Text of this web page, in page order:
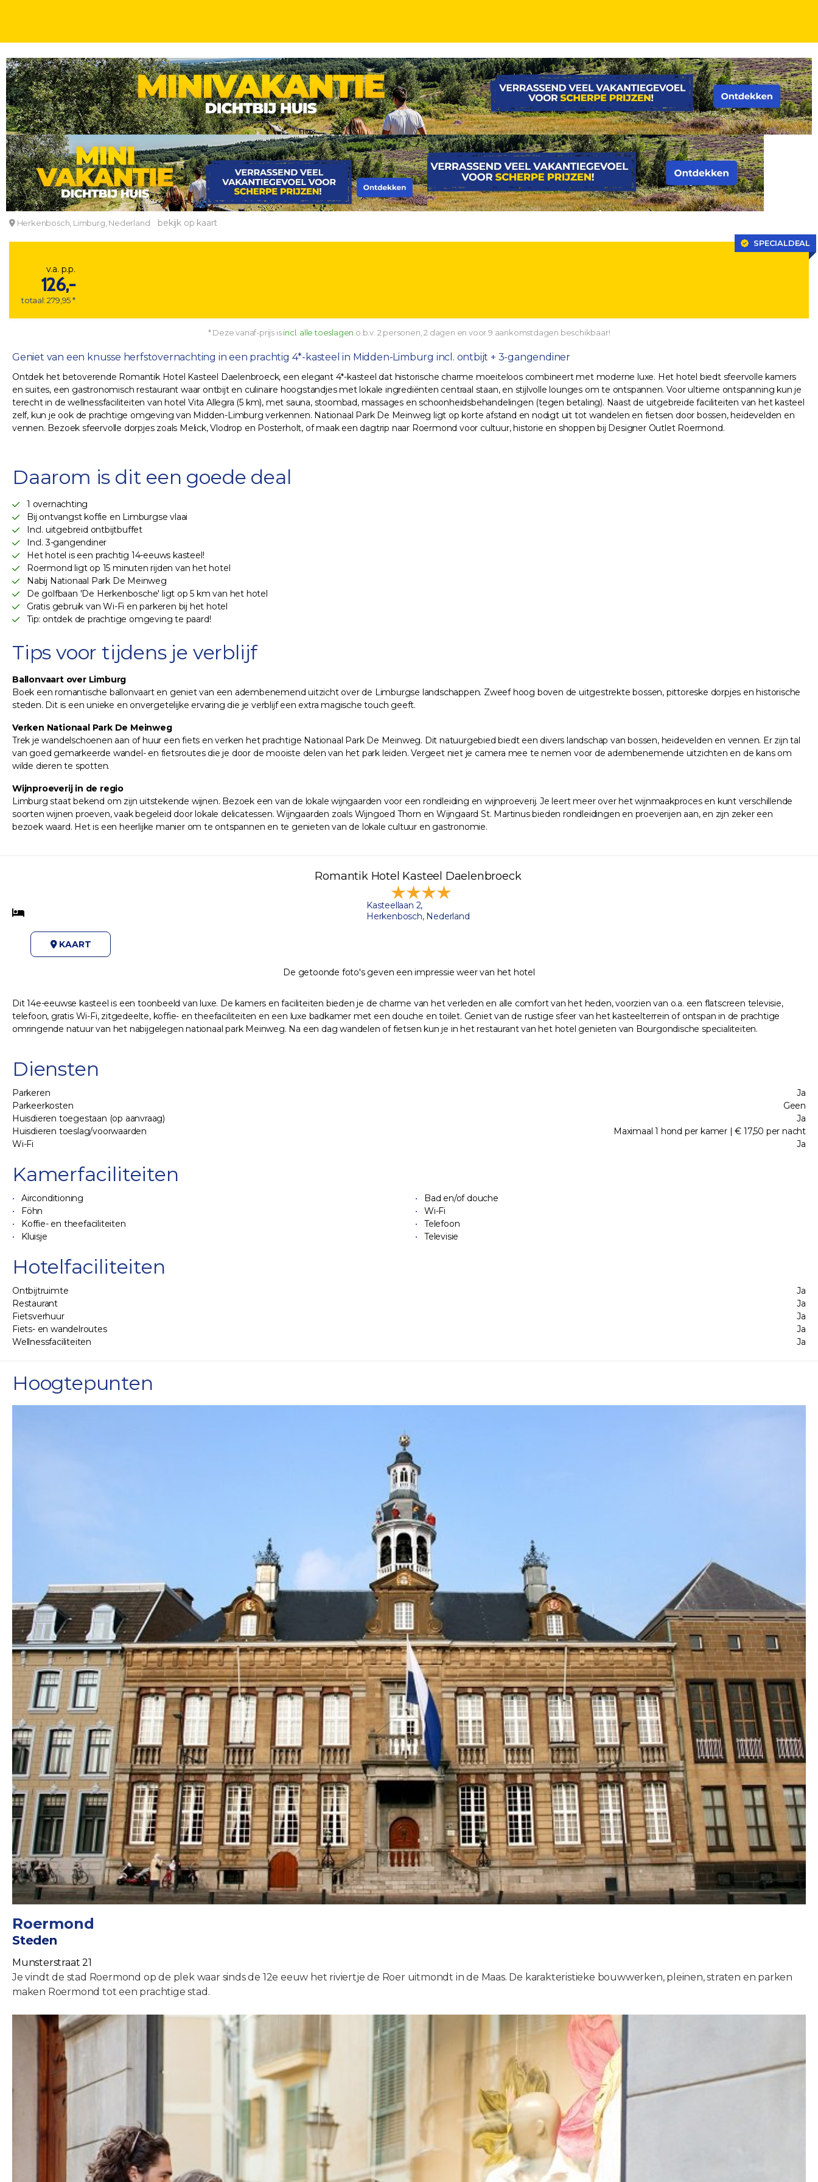
WEEKENDJE CULINAIR OVERNACHTEN 2 DAGEN INCL. ONTBIJT
FLASHDEAL! ⚡ Charmant & historisch 4*-kasteelhotel prachtig gelegen in Limburg incl. ontbijt + 3-gangendiner
Romantik Hotel Kasteel Daelenbroeck
Herkenbosch, Limburg, Nederland bekijk op kaart
SPECIALDEAL
v.a. p.p.
126,-
totaal: 279,95 *
* Deze vanaf-prijs isincl. alle toeslagen o.b.v. 2 personen, 2 dagen en voor 9 aankomstdagen beschikbaar!
Geniet van een knusse herfstovernachting in een prachtig 4*-kasteel in Midden-Limburg incl. ontbijt + 3-gangendiner
Ontdek het betoverende Romantik Hotel Kasteel Daelenbroeck, een elegant 4*-kasteel dat historische charme moeiteloos combineert met moderne luxe. Het hotel biedt sfeervolle kamers
en suites, een gastronomisch restaurant waar ontbijt en culinaire hoogstandjes met lokale ingrediënten centraal staan, en stijlvolle lounges om te ontspannen. Voor ultieme ontspanning kun je
terecht in de wellnessfaciliteiten van hotel Vita Allegra (5 km), met sauna, stoombad, massages en schoonheidsbehandelingen (tegen betaling). Naast de uitgebreide faciliteiten van het kasteel
zelf, kun je ook de prachtige omgeving van Midden-Limburg verkennen. Nationaal Park De Meinweg ligt op korte afstand en nodigt uit tot wandelen en fietsen door bossen, heidevelden en
vennen. Bezoek sfeervolle dorpjes zoals Melick, Vlodrop en Posterholt, of maak een dagtrip naar Roermond voor cultuur, historie en shoppen bij Designer Outlet Roermond.
Daarom is dit een goede deal
1 overnachting
Bij ontvangst koffie en Limburgse vlaai
Incl. uitgebreid ontbijtbuffet
Incl. 3-gangendiner
Het hotel is een prachtig 14-eeuws kasteel!
Roermond ligt op 15 minuten rijden van het hotel
Nabij Nationaal Park De Meinweg
De golfbaan 'De Herkenbosche' ligt op 5 km van het hotel
Gratis gebruik van Wi-Fi en parkeren bij het hotel
Tip: ontdek de prachtige omgeving te paard!
Tips voor tijdens je verblijf
Ballonvaart over Limburg
Boek een romantische ballonvaart en geniet van een adembenemend uitzicht over de Limburgse landschappen. Zweef hoog boven de uitgestrekte bossen, pittoreske dorpjes en historische
steden. Dit is een unieke en onvergetelijke ervaring die je verblijf een extra magische touch geeft.
Verken Nationaal Park De Meinweg
Trek je wandelschoenen aan of huur een fiets en verken het prachtige Nationaal Park De Meinweg. Dit natuurgebied biedt een divers landschap van bossen, heidevelden en vennen. Er zijn tal
van goed gemarkeerde wandel- en fietsroutes die je door de mooiste delen van het park leiden. Vergeet niet je camera mee te nemen voor de adembenemende uitzichten en de kans om
wilde dieren te spotten.
Wijnproeverij in de regio
Limburg staat bekend om zijn uitstekende wijnen. Bezoek een van de lokale wijngaarden voor een rondleiding en wijnproeverij. Je leert meer over het wijnmaakproces en kunt verschillende
soorten wijnen proeven, vaak begeleid door lokale delicatessen. Wijngaarden zoals Wijngoed Thorn en Wijngaard St. Martinus bieden rondleidingen en proeverijen aan, en zijn zeker een
bezoek waard. Het is een heerlijke manier om te ontspannen en te genieten van de lokale cultuur en gastronomie.
Romantik Hotel Kasteel Daelenbroeck
Kasteellaan 2,
Herkenbosch, Nederland
KAART
De getoonde foto's geven een impressie weer van het hotel
Dit 14e-eeuwse kasteel is een toonbeeld van luxe. De kamers en faciliteiten bieden je de charme van het verleden en alle comfort van het heden, voorzien van o.a. een flatscreen televisie,
telefoon, gratis Wi-Fi, zitgedeelte, koffie- en theefaciliteiten en een luxe badkamer met een douche en toilet. Geniet van de rustige sfeer van het kasteelterrein of ontspan in de prachtige
omringende natuur van het nabijgelegen nationaal park Meinweg. Na een dag wandelen of fietsen kun je in het restaurant van het hotel genieten van Bourgondische specialiteiten.
Diensten
Parkeren
Ja
Parkeerkosten
Geen
Huisdieren toegestaan (op aanvraag)
Ja
Huisdieren toeslag/voorwaarden
Maximaal 1 hond per kamer | € 17,50 per nacht
Wi-Fi
Ja
Kamerfaciliteiten
Airconditioning
Bad en/of douche
Föhn
Wi-Fi
Koffie- en theefaciliteiten
Telefoon
Kluisje
Televisie
Hotelfaciliteiten
Ontbijtruimte
Ja
Restaurant
Ja
Fietsverhuur
Ja
Fiets- en wandelroutes
Ja
Wellnessfaciliteiten
Ja
Hoogtepunten
Roermond
Steden
Munsterstraat 21
Je vindt de stad Roermond op de plek waar sinds de 12e eeuw het riviertje de Roer uitmondt in de Maas. De karakteristieke bouwwerken, pleinen, straten en parken
maken Roermond tot een prachtige stad.